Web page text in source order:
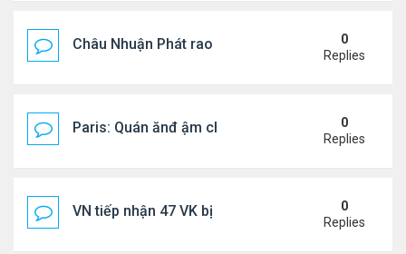
Châu Nhuận Phát rao bán tài sản
0
Replies
Paris: Quán ănđ ậm chất Việt đông kín khách chờ
0
Replies
VN tiếp nhận 47 VK bị Mỹ trục xuất, Công an
0
Replies